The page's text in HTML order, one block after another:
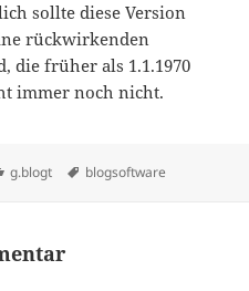
sollte diese Version
rückwirkenden
die früher als 1.1.1970
immer noch nicht.
Kategorien
g.blogt Schlagwörter
blogsoftware